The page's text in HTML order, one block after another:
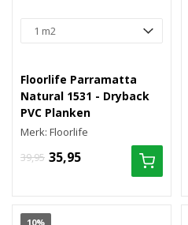
Floorlife Parramatta
Natural 1531 - Dryback
PVC Planken
Merk: Floorlife
39,95 35,95
10%